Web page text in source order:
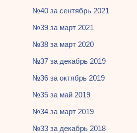
№40 за сентябрь 2021
№39 за март 2021
№38 за март 2020
№37 за декабрь 2019
№36 за октябрь 2019
№35 за май 2019
№34 за март 2019
№33 за декабрь 2018